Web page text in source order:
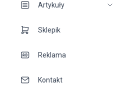
Artykuły
Sklepik
Reklama
Kontakt